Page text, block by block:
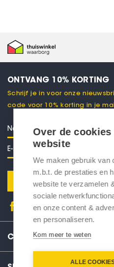
ONTVANG 10% KORTING
Schrijf je in voor onze
code voor 10% korting in je
Verstuur
CONTACT
Over de cookies
website
We maken gebruik van
m.b.t. de prestaties en
website te verzamelen
sociale
en onze content &
en personaliseren.
Kom meer te weten
ALLE